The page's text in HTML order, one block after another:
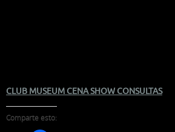
CLUB MUSEUM CENA SHOW CONSULTAS
Comparte esto: